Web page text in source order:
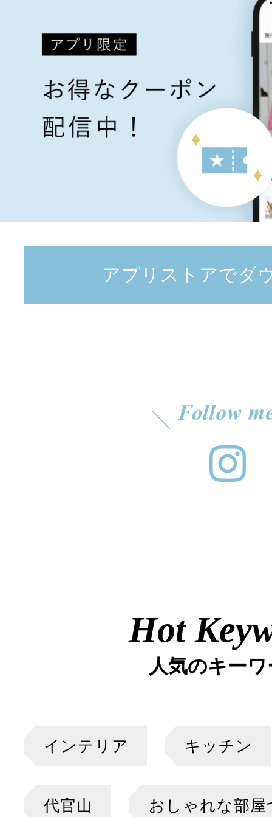
アプリストアでダ
Hot
人気のキー
インテリア キッチン
代官山 おしゃれな部屋